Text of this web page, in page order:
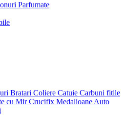
Parfumate
Bratari Coliere Catuie Carbuni fitile
cu MirCrucifix Medalioane Auto